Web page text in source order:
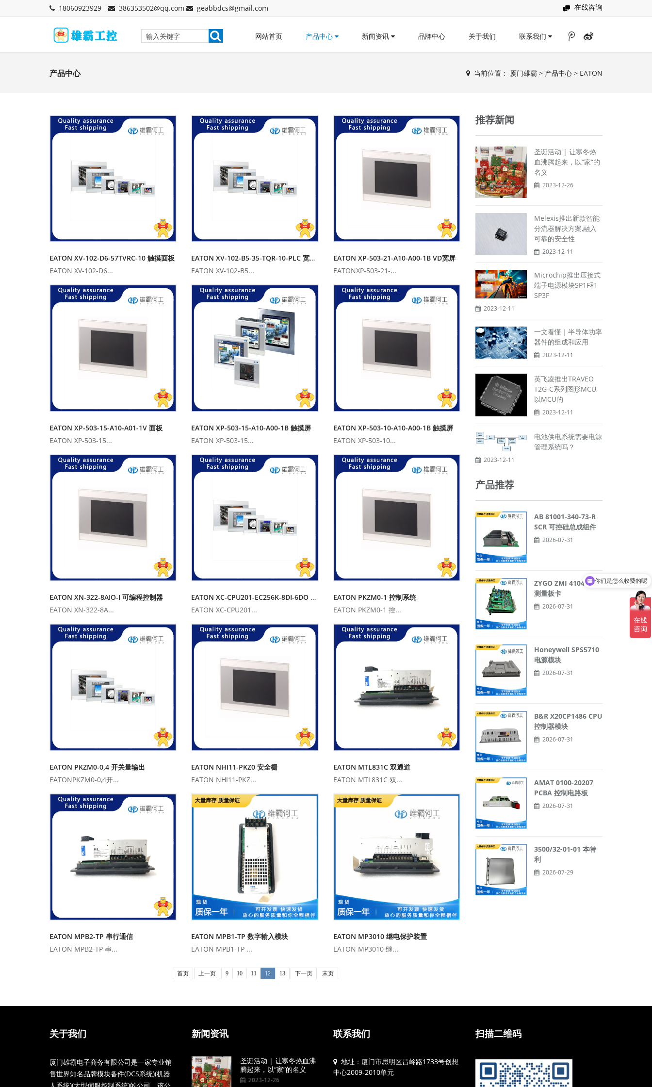
18060923929 386353502@qq.com geabbdcs@gmail.com 在线咨询
网站首页 产品中心 新闻资讯 品牌中心 关于我们 联系我们
产品中心 当前位置： 厦门雄霸 > 产品中心 > EATON
EATON XV-102-D6-57TVRC-10 触摸面板
EATON XV-102-D6...
EATON XV-102-B5-35-TQR-10-PLC 宽屏平板
EATON XV-102-B5...
EATON XP-503-21-A10-A00-1B VD宽屏
EATONXP-503-21-...
EATON XP-503-15-A10-A01-1V 面板
EATON XP-503-15...
EATON XP-503-15-A10-A00-1B 触摸屏
EATON XP-503-15...
EATON XP-503-10-A10-A00-1B 触摸屏
EATON XP-503-10...
EATON XN-322-8AIO-I 可编程控制器
EATON XN-322-8A...
EATON XC-CPU201-EC256K-8DI-6DO 控制器
EATON XC-CPU201...
EATON PKZM0-1 控制系统
EATON PKZM0-1 控...
EATON PKZM0-0,4 开关量输出
EATONPKZM0-0,4开...
EATON NHI11-PKZ0 安全栅
EATON NHI11-PKZ...
EATON MTL831C 双通道
EATON MTL831C 双...
EATON MPB2-TP 串行通信
EATON MPB2-TP 串...
EATON MPB1-TP 数字输入模块
EATON MPB1-TP ...
EATON MP3010 继电保护装置
EATON MP3010 继...
首页 上一页 9 10 11 12 13 下一页 末页
推荐新闻
圣诞活动 | 让寒冬热
血沸腾起来，以“家”的
名义
2023-12-26
Melexis推出新款智能
分流器解决方案,融入
可靠的安全性
2023-12-11
Microchip推出压接式
端子电源模块SP1F和
SP3F
2023-12-11
一文看懂｜半导体功率
器件的组成和应用
2023-12-11
英飞凌推出TRAVEO
T2G-C系列图形MCU,
以MCU的
2023-12-11
电池供电系统需要电源
管理系统吗？
2023-12-11
产品推荐
AB 81001-340-73-R
SCR 可控硅总成组件
2026-07-31
ZYGO ZMI 4104 位移
测量板卡
2026-07-31
Honeywell SPS5710
电源模块
2026-07-31
B&R X20CP1486 CPU
控制器模块
2026-07-31
AMAT 0100-20207
PCBA 控制电路板
2026-07-31
3500/32-01-01 本特
利
2026-07-29
关于我们
厦门雄霸电子商务有限公司是一家专业销
售世界知名品牌模块备件(DCS系统)(机器
新闻资讯
圣诞活动 | 让寒冬热血沸
腾起来，以“家”的名义
2023-12-26
联系我们
地址：厦门市思明区吕岭路1733号创想
中心2009-2010单元
扫描二维码
你们是怎么收费的呢